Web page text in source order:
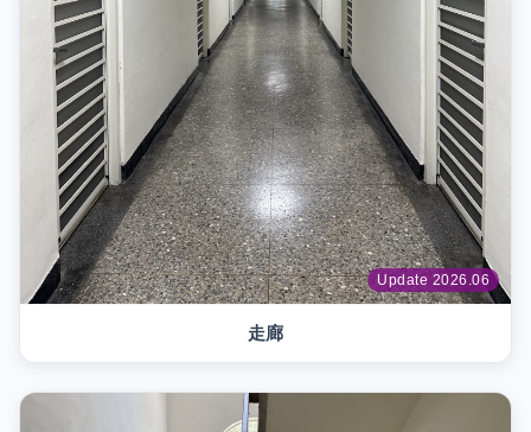
Update 2026.06
走廊